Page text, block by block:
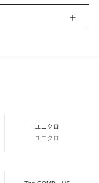
ユニクロ
ユニクロ